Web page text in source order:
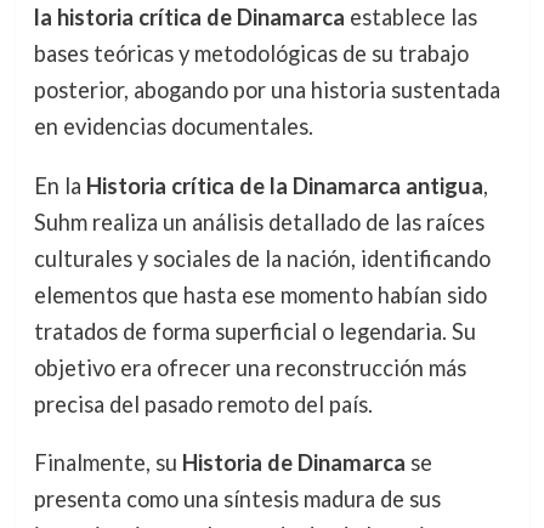
la historia crítica de Dinamarca establece las
bases teóricas y metodológicas de su trabajo
posterior, abogando por una historia sustentada
en evidencias documentales.
En la Historia crítica de la Dinamarca antigua,
Suhm realiza un análisis detallado de las raíces
culturales y sociales de la nación, identificando
elementos que hasta ese momento habían sido
tratados de forma superficial o legendaria. Su
objetivo era ofrecer una reconstrucción más
precisa del pasado remoto del país.
Finalmente, su Historia de Dinamarca se
presenta como una síntesis madura de sus